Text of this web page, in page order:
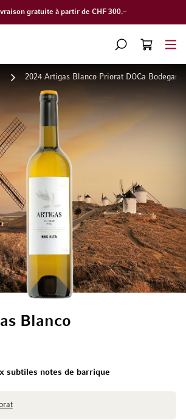
gratuite à partir de CHF 300.–
CHERCHERPANIER
2024 Artigas Blanco Priorat DOCa Bodegas
Blanco
subtiles notes de barrique
Passer à la fin de la galerie d’images